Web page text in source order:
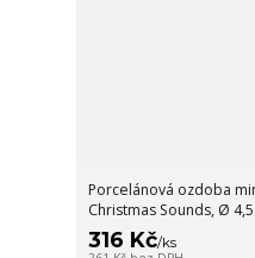
Porcelánová ozdoba
Christmas Sounds, Ø
316 Kč/ks